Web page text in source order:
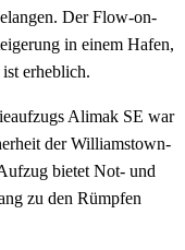
Der Flow-on-
in einem Hafen,
erheblich.
Alimak SE war
der Williamstown-
bietet Not- und
zu den Rümpfen